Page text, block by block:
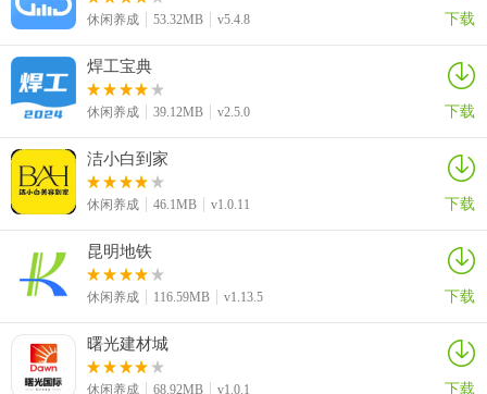
休闲养成 53.32MB v5.4.8 下载
焊工宝典
休闲养成 39.12MB v2.5.0 下载
洁小白到家
休闲养成 46.1MB v1.0.11 下载
昆明地铁
休闲养成 116.59MB v1.13.5 下载
曙光建材城
休闲养成 68.92MB v1.0.1 下载